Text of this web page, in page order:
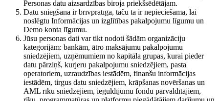
Personas datu aizsardzības biroja priekšsēdētājam.
Datu sniegšana ir brīvprātīga, taču tā ir nepieciešama, lai
noslēgtu Informācijas un izglītības pakalpojumu līgumu un
Demo konta līgumu.
Jūsu personas dati var tikt nodoti šādām organizāciju
kategorijām: bankām, ātro maksājumu pakalpojumu
sniedzējiem, uzņēmumiem no kapitāla grupas, kurai pieder
datu pārziņš, kurjeru pakalpojumu sniedzējiem, pasta
operatoriem, uzraudzības iestādēm, finanšu informācijas
iestādēm, tirgus datu sniedzējiem, krāpšanas novēršanas un
AML rīku sniedzējiem, ieguldījumu fondu pārvaldītājiem,